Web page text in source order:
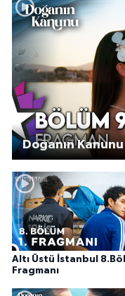
Doğanın
Altı Üstü İstanbul
Fragmanı